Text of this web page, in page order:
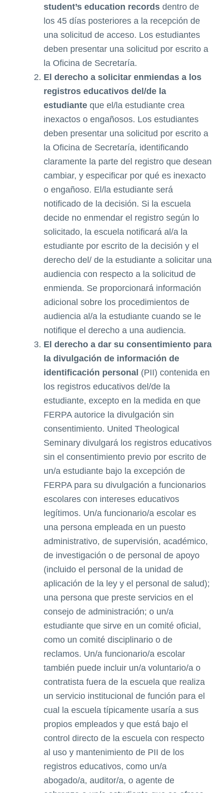
student’s education records dentro de
los 45 días posteriores a la recepción de
una solicitud de acceso. Los estudiantes
deben presentar una solicitud por escrito a
la Oficina de Secretaría.
El derecho a solicitar enmiendas a los
registros educativos del/de la
estudiante que el/la estudiante crea
inexactos o engañosos. Los estudiantes
deben presentar una solicitud por escrito a
la Oficina de Secretaría, identificando
claramente la parte del registro que desean
cambiar, y especificar por qué es inexacto
o engañoso. El/la estudiante será
notificado de la decisión. Si la escuela
decide no enmendar el registro según lo
solicitado, la escuela notificará al/a la
estudiante por escrito de la decisión y el
derecho del/ de la estudiante a solicitar una
audiencia con respecto a la solicitud de
enmienda. Se proporcionará información
adicional sobre los procedimientos de
audiencia al/a la estudiante cuando se le
notifique el derecho a una audiencia.
El derecho a dar su consentimiento para
la divulgación de información de
identificación personal (PII) contenida en
los registros educativos del/de la
estudiante, excepto en la medida en que
FERPA autorice la divulgación sin
consentimiento. United Theological
Seminary divulgará los registros educativos
sin el consentimiento previo por escrito de
un/a estudiante bajo la excepción de
FERPA para su divulgación a funcionarios
escolares con intereses educativos
legítimos. Un/a funcionario/a escolar es
una persona empleada en un puesto
administrativo, de supervisión, académico,
de investigación o de personal de apoyo
(incluido el personal de la unidad de
aplicación de la ley y el personal de salud);
una persona que preste servicios en el
consejo de administración; o un/a
estudiante que sirve en un comité oficial,
como un comité disciplinario o de
reclamos. Un/a funcionario/a escolar
también puede incluir un/a voluntario/a o
contratista fuera de la escuela que realiza
un servicio institucional de función para el
cual la escuela típicamente usaría a sus
propios empleados y que está bajo el
control directo de la escuela con respecto
al uso y mantenimiento de PII de los
registros educativos, como un/a
abogado/a, auditor/a, o agente de